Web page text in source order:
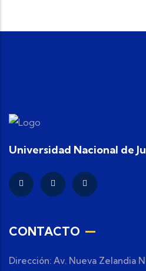
Universidad Nacional de
CONTACTO
Dirección: Av. Nueva Zelandia